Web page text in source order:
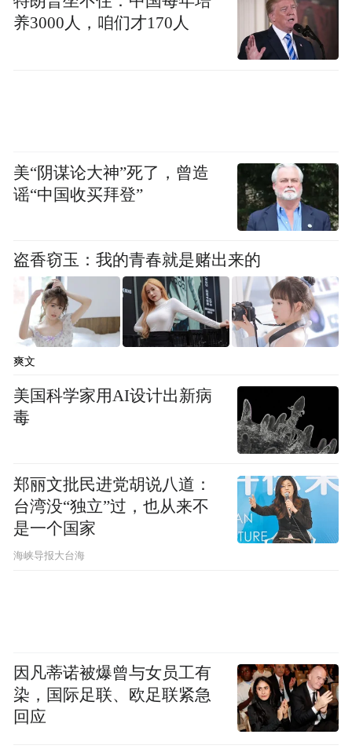
养3000人，咱们才170人
美“阴谋论大神”死了，曾造
谣“中国收买拜登”
盗香窃玉：我的青春就是赌出来的
爽文
美国科学家用AI设计出新病
毒
郑丽文批民进党胡说八道：
台湾没“独立”过，也从来不
是一个国家
​海峡导报大台海
因凡蒂诺被爆曾与女员工有
染，国际足联、欧足联紧急
回应